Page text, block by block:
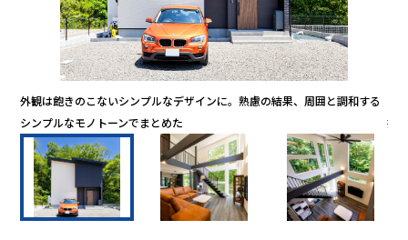
外観は飽きのこないシンプルなデザインに。熟慮の結果、周囲と調和する
シンプルなモノトーンでまとめた
折